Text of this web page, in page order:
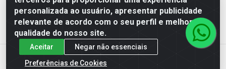
personalizada ao usuário, apresentar publicidade
relevante de acordo com o seu perfil e melhorar a
qualidade do nosso site.
Aceitar
Negar não essenciais
Preferências de Cookies
Janeiro/RJ - CEP: 21.210-110 - CNPJ: 11.003.135/0001-
27